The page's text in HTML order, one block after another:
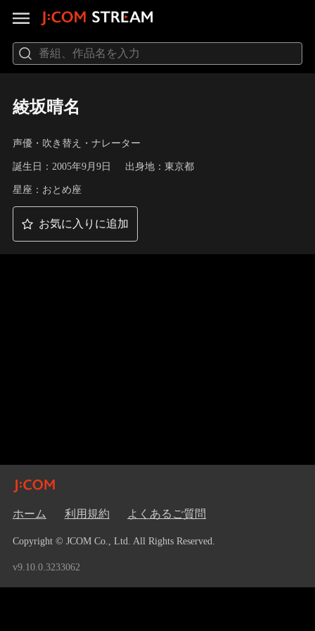
綾坂晴名
声優・吹き替え・ナレーター
誕生日：2005年9月9日 出身地：東京都
星座：おとめ座
お気に入りに追加
ホーム 利用規約 よくあるご質問
Copyright © JCOM Co., Ltd. All Rights Reserved.
v9.10.0.3233062